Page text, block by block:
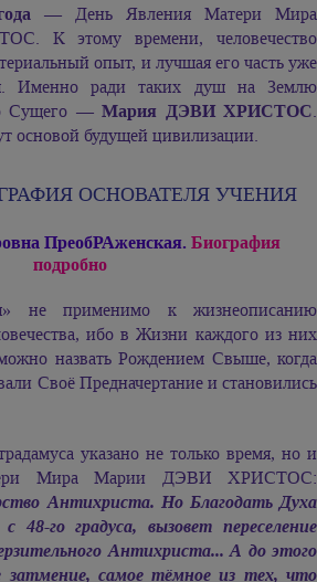
— День Явления Матери Мира
К этому времени, человечество
опыт, и лучшая его часть уже
Именно ради таких душ на Землю
Сущего —Мария ДЭВИ ХРИСТОС.
основой будущей цивилизации.
ОСНОВАТЕЛЯ УЧЕНИЯ
ПреобРАженская. Биография
подробно
не применимо к жизнеописанию
ибо в Жизни каждого из них
назвать Рождением Свыше, когда
Своё Предначертание и становились
указано не только время, но и
Мира Марии ДЭВИ ХРИСТОС:
Антихриста. Но Благодать Духа
48-го градуса, вызовет переселение
Антихриста... А до этого
затмение, самое тёмное из тех, что